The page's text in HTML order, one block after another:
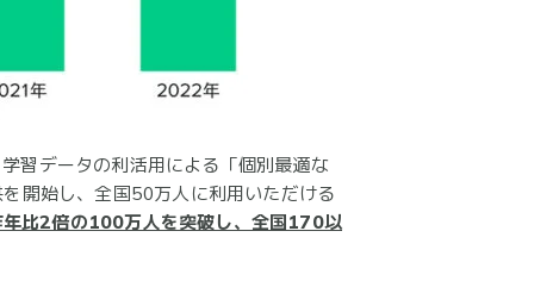
習データの利活用による「個別最適な
開始し、全国50万人に利用いただける
年比2倍の100万人を突破し、全国170以